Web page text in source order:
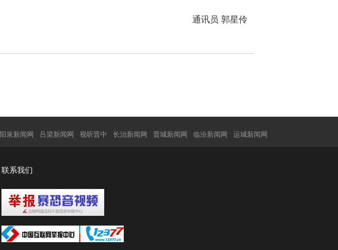
通讯员 郭星伶
阳泉新闻网 吕梁新闻网 视听晋中 长治新闻网 晋城新闻网 临汾新闻网 运城新闻网
联系我们